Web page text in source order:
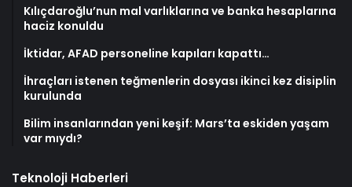
Kılıçdaroğlu’nun mal varlıklarına ve banka hesaplarına
haciz konuldu
İktidar, AFAD personeline kapıları kapattı…
İhraçları istenen teğmenlerin dosyası ikinci kez disiplin
kurulunda
Bilim insanlarından yeni keşif: Mars’ta eskiden yaşam
var mıydı?
Teknoloji Haberleri